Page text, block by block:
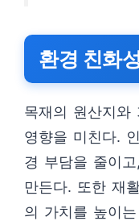
환경 친화
목재의 원산지와
영향을 미친다.
경 부담을 줄이
만든다. 또한 재
의 가치를 높이